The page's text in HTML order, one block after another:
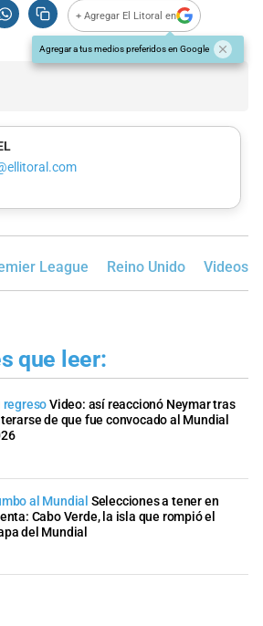
+ Agregar El Litoral en
Agregar a tus medios preferidos en Google
League Reino Unido Videos
que leer:
regresoVideo: así reaccionó Neymar tras
de que fue convocado al Mundial
al Mundial Selecciones a tener en
Cabo Verde, la isla que rompió el
del Mundial